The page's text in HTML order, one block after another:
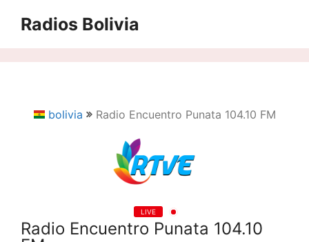
Radios Bolivia
bolivia Radio Encuentro Punata 104.10 FM
LIVE
Radio Encuentro Punata 104.10